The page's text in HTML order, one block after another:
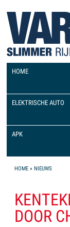
YOU ARE
HOME » NIEUWS
DOOR
HOME
ELEKTRISCHE AUTO
APK